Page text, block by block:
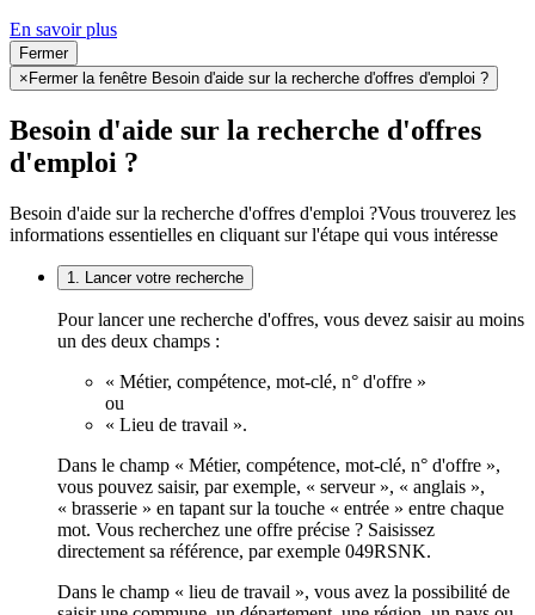
En savoir plus
Fermer
× Fermer la fenêtre Besoin d'aide sur la recherche d'offres d'emploi ?
Besoin d'aide sur la recherche d'offres
d'emploi ?
Besoin d'aide sur la recherche d'offres d'emploi ?Vous trouverez les
informations essentielles en cliquant sur l'étape qui vous intéresse
1. Lancer votre recherche
Pour lancer une recherche d'offres, vous devez saisir au moins
un des deux champs :
« Métier, compétence, mot-clé, n° d'offre »
ou
« Lieu de travail ».
Dans le champ « Métier, compétence, mot-clé, n° d'offre »,
vous pouvez saisir, par exemple, « serveur », « anglais »,
« brasserie » en tapant sur la touche « entrée » entre chaque
mot. Vous recherchez une offre précise ? Saisissez
directement sa référence, par exemple 049RSNK.
Dans le champ « lieu de travail », vous avez la possibilité de